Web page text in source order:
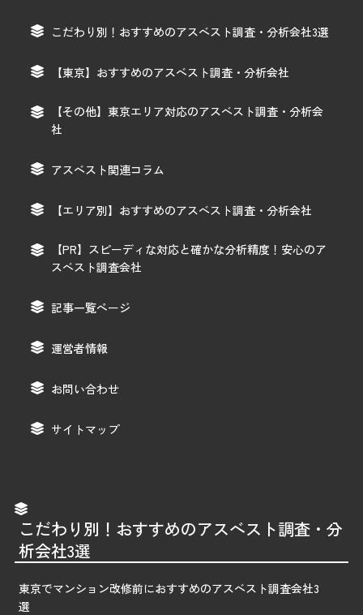
こだわり別！おすすめのアスベスト調査・分析会社3選
【東京】おすすめのアスベスト調査・分析会社
【その他】東京エリア対応のアスベスト調査・分析会
社
アスベスト関連コラム
【エリア別】おすすめのアスベスト調査・分析会社
【PR】スピーディな対応と確かな分析精度！安心のア
スベスト調査会社
記事一覧ページ
運営者情報
お問い合わせ
サイトマップ
こだわり別！おすすめのアスベスト調査・分
析会社3選
東京でマンション改修前におすすめのアスベスト調査会社3
選